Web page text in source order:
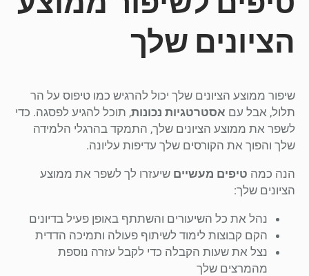
הציונים שלך
שיפור ממוצע הציונים שלך יכול להרגיש כמו טיפוס על הר
תלול, אבל עם אסטרטגיות נכונות, תוכל להגיע לפסגה. כדי
לשפר את ממוצע הציונים שלך, התמקד בהרגלי הלמידה
שלך והפוך את הקורסים שלך עדיפות עליונה.
הנה כמה טיפים מעשיים שיעזרו לך לשפר את ממוצע
הציונים שלך:
נהל את כל השיעורים והשתתף באופן פעיל בדיונים
הקם קבוצות לימוד לשיתוף פעולה ותמיכה הדדית
נצל את שעות הקבלה כדי לקבל עזרה נוספת
מהמרצים שלך